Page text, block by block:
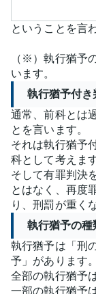
ということを言
（※）執行猶予
います。
執行猶予付き
通常、前科とは
とを言います。
それは執行猶予
科として考えます
そして有罪判決
とはなく、再度
り、刑罰が重く
執行猶予の種
執行猶予は「刑
予」があります。
全部の執行猶予
一部の執行猶予